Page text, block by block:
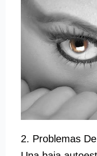
2. Problemas